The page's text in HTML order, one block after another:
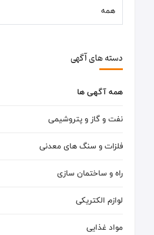
دسته های آگهی
همه آگهی ها
نفت و گاز و پتروشیمی
فلزات و سنگ های معدنی
راه و ساختمان سازی
لوازم الکتریکی
مواد غذایی